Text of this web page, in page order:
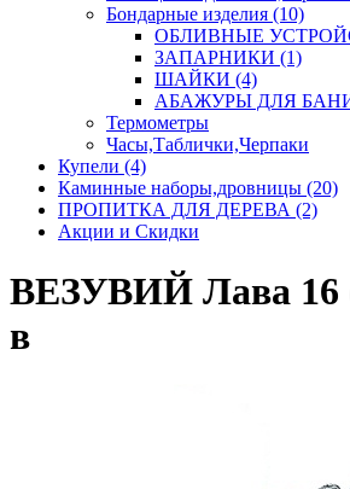
Бондарные изделия (10)
ОБЛИВНЫЕ
ЗАПАРНИКИ (1)
ШАЙКИ (4)
АБАЖУРЫ ДЛЯ
Термометры
Часы,Таблички,Черпаки
Купели (4)
Каминные наборы,дровницы (20)
ПРОПИТКА ДЛЯ ДЕРЕВА (2)
Акции и Скидки
ВЕЗУВИЙ Лава 16
в